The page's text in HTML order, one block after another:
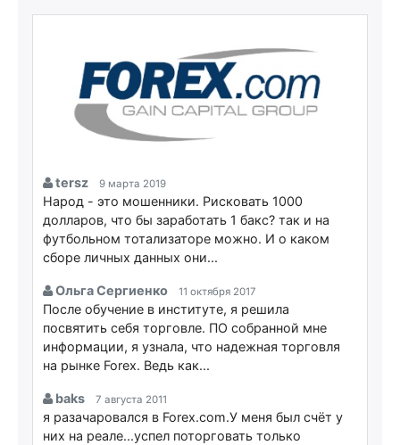
tersz 9 марта 2019
Народ - это мошенники. Рисковать 1000
долларов, что бы заработать 1 бакс? так и на
футбольном тотализаторе можно. И о каком
сборе личных данных они...
Ольга Сергиенко 11 октября 2017
После обучение в институте, я решила
посвятить себя торговле. ПО собранной мне
информации, я узнала, что надежная торговля
на рынке Forex. Ведь как...
baks 7 августа 2011
я разачаровался в Forex.com.У меня был счёт у
них на реале...успел поторговать только